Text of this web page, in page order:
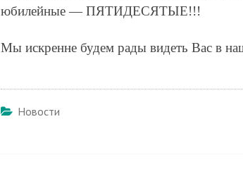
юбилейные — ПЯТИДЕСЯТЫЕ!!!
Мы искренне будем рады видеть Вас в
Новости